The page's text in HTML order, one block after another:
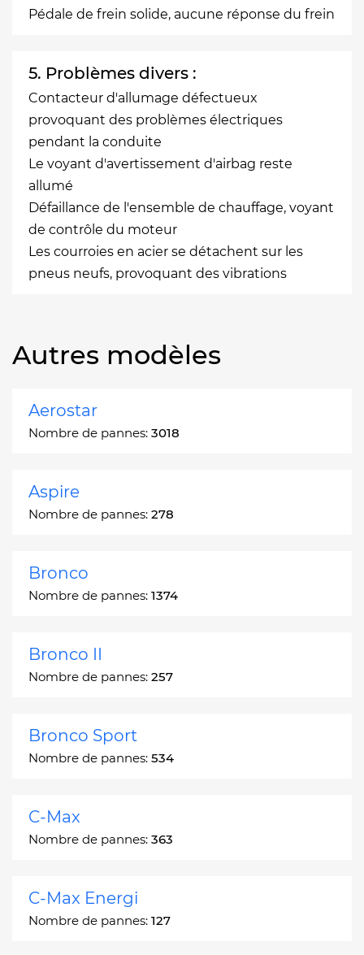
Pédale de frein solide, aucune réponse du frein
5. Problèmes divers :
Contacteur d'allumage défectueux
provoquant des problèmes électriques
pendant la conduite
Le voyant d'avertissement d'airbag reste
allumé
Défaillance de l'ensemble de chauffage, voyant
de contrôle du moteur
Les courroies en acier se détachent sur les
pneus neufs, provoquant des vibrations
Autres modèles
Aerostar
Nombre de pannes: 3018
Aspire
Nombre de pannes: 278
Bronco
Nombre de pannes: 1374
Bronco II
Nombre de pannes: 257
Bronco Sport
Nombre de pannes: 534
C-Max
Nombre de pannes: 363
C-Max Energi
Nombre de pannes: 127